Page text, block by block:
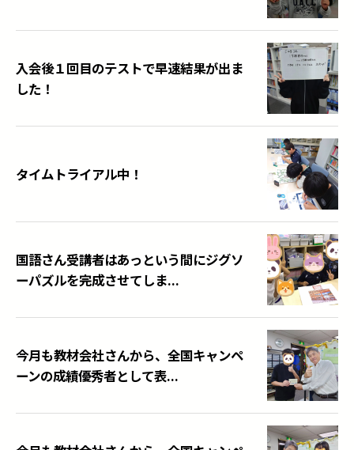
入会後１回目のテストで早速結果が出ま
した！
タイムトライアル中！
国語さん受講者はあっという間にジグソ
ーパズルを完成させてしま...
今月も教材会社さんから、全国キャンペ
ーンの成績優秀者として表...